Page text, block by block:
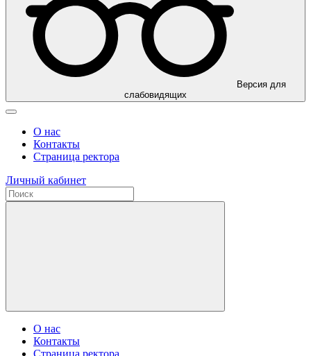
Версия для
слабовидящих
О нас
Контакты
Страница ректора
Личный кабинет
О нас
Контакты
Страница ректора